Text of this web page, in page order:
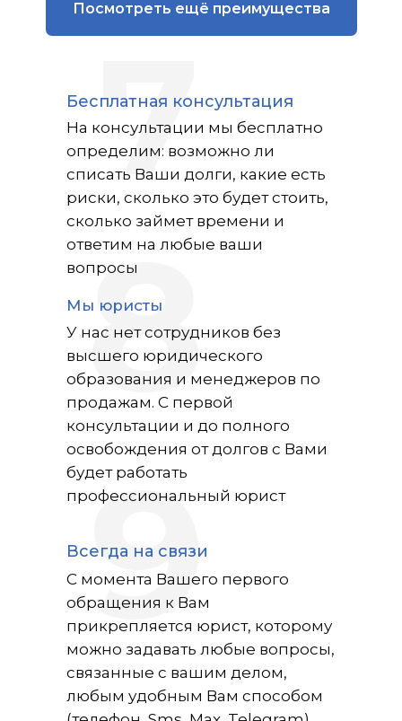
Посмотреть ещё преимущества
9
8
7
Бесплатная консультация
Мы юристы
Всегда на связи
На консультации мы бесплатно
определим: возможно ли
списать Ваши долги, какие есть
риски, сколько это будет стоить,
сколько займет времени и
ответим на любые ваши
вопросы
У нас нет сотрудников без
высшего юридического
образования и менеджеров по
продажам. С первой
консультации и до полного
освобождения от долгов с Вами
будет работать
профессиональный юрист
С момента Вашего первого
обращения к Вам
прикрепляется юрист, которому
можно задавать любые вопросы,
связанные с вашим делом,
любым удобным Вам способом